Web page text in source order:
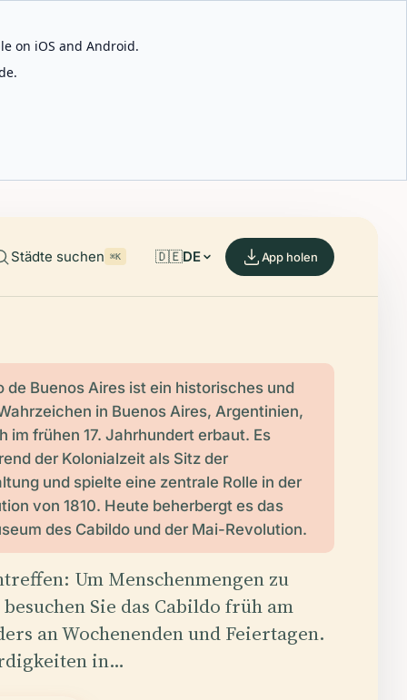
on iOS and Android.
Städte suchen ⌘K 🇩🇪DE App holen
de Buenos Aires ist ein historisches und
in Buenos Aires, Argentinien,
im frühen 17. Jahrhundert erbaut. Es
der Kolonialzeit als Sitz der
und spielte eine zentrale Rolle in der
von 1810. Heute beherbergt es das
des Cabildo und der Mai-Revolution.
Um Menschenmengen zu
Sie das Cabildo früh am
an Wochenenden und Feiertagen.
in…